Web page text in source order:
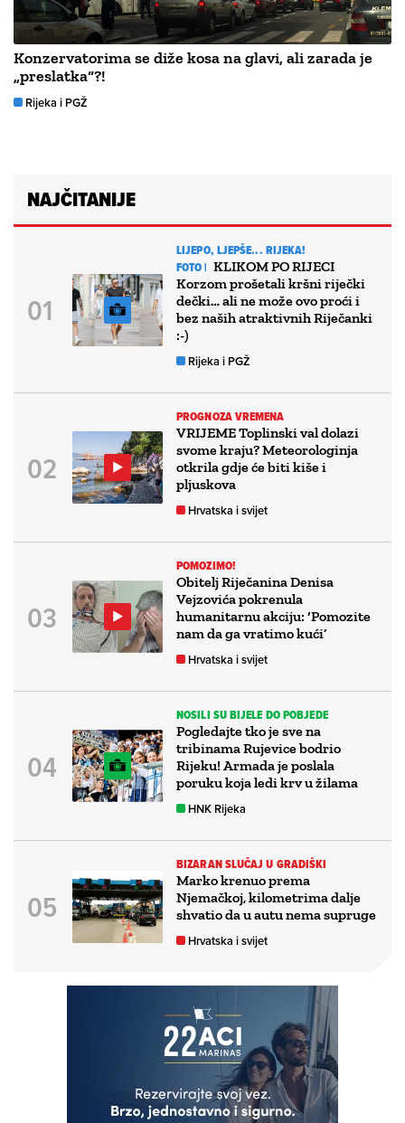
Konzervatorima se diže kosa na glavi, ali zarada je
„preslatka“?!
Rijeka i PGŽ
NAJČITANIJE
LIJEPO, LJEPŠE... RIJEKA!
FOTO | KLIKOM PO RIJECI
Korzom prošetali kršni riječki
dečki… ali ne može ovo proći i
bez naših atraktivnih Riječanki
:-)
Rijeka i PGŽ
PROGNOZA VREMENA
VRIJEME Toplinski val dolazi
svome kraju? Meteorologinja
otkrila gdje će biti kiše i
pljuskova
Hrvatska i svijet
POMOZIMO!
Obitelj Riječanina Denisa
Vejzovića pokrenula
humanitarnu akciju: ‘Pomozite
nam da ga vratimo kući’
Hrvatska i svijet
NOSILI SU BIJELE DO POBJEDE
Pogledajte tko je sve na
tribinama Rujevice bodrio
Rijeku! Armada je poslala
poruku koja ledi krv u žilama
HNK Rijeka
BIZARAN SLUČAJ U GRADIŠKI
Marko krenuo prema
Njemačkoj, kilometrima dalje
shvatio da u autu nema supruge
Hrvatska i svijet